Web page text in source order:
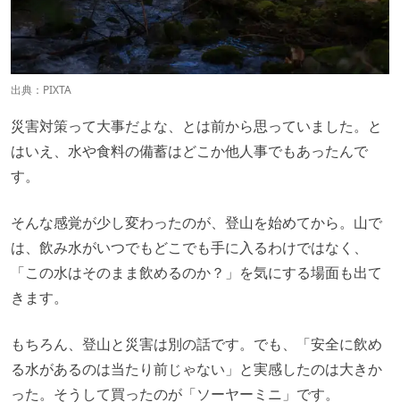
出典：PIXTA
災害対策って大事だよな、とは前から思っていました。と
はいえ、水や食料の備蓄はどこか他人事でもあったんで
す。
そんな感覚が少し変わったのが、登山を始めてから。山で
は、飲み水がいつでもどこでも手に入るわけではなく、
「この水はそのまま飲めるのか？」を気にする場面も出て
きます。
もちろん、登山と災害は別の話です。でも、「安全に飲め
る水があるのは当たり前じゃない」と実感したのは大きか
った。そうして買ったのが「ソーヤーミニ」です。